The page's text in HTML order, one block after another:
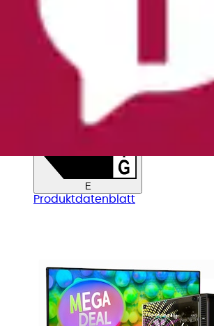
PC-Komplettsystem
Set« 32 ″ AMD Ryzen 5 16 GB
GAMEMAX
UVP
999,14 €
Energieeffizienzklasse
E
Produktdatenblatt